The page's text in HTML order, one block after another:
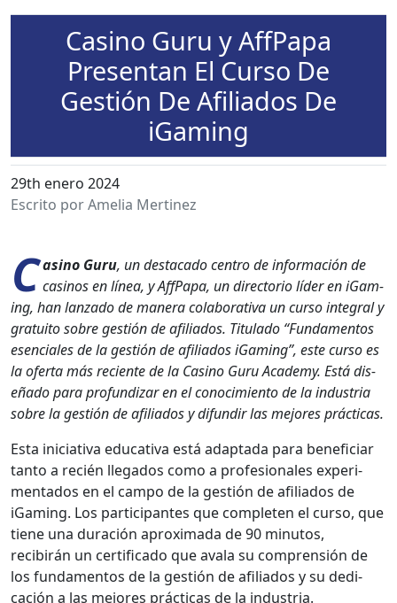
Casino Guru y AffPapa
Presentan El Curso De
Gestión De Afiliados De
iGaming
29th enero 2024
Escrito por Amelia Mertinez
Casi­no Guru, un desta­ca­do cen­tro de infor­ma­ción de
casi­nos en línea, y Aff­Pa­pa, un direc­to­rio líder en iGam­
ing, han lan­za­do de man­era colab­o­ra­ti­va un cur­so inte­gral y
gra­tu­ito sobre gestión de afil­i­a­dos. Tit­u­la­do “Fun­da­men­tos
esen­ciales de la gestión de afil­i­a­dos iGam­ing”, este cur­so es
la ofer­ta más reciente de la Casi­no Guru Acad­e­my. Está dis­
eña­do para pro­fun­dizar en el conocimien­to de la indus­tria
sobre la gestión de afil­i­a­dos y difundir las mejores prác­ti­cas.
Esta ini­cia­ti­va educa­ti­va está adap­ta­da para ben­e­fi­ciar
tan­to a recién lle­ga­dos como a pro­fe­sion­ales exper­i­
men­ta­dos en el cam­po de la gestión de afil­i­a­dos de
iGam­ing. Los par­tic­i­pantes que com­pleten el cur­so, que
tiene una duración aprox­i­ma­da de 90 min­u­tos,
recibirán un cer­ti­fi­ca­do que avala su com­pren­sión de
los fun­da­men­tos de la gestión de afil­i­a­dos y su ded­i­
cación a las mejores prác­ti­cas de la indus­tria.